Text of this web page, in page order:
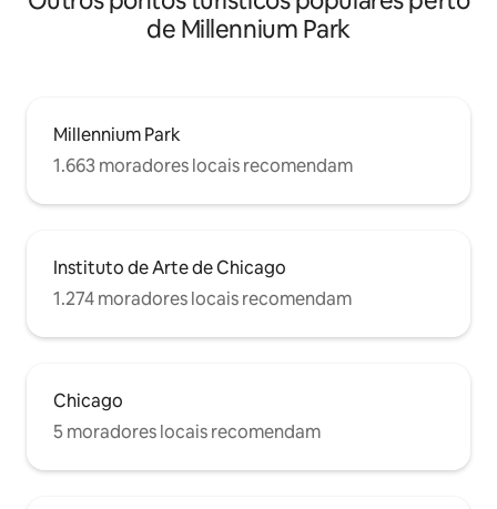
de Millennium Park
Millennium Park
1.663 moradores locais recomendam
Instituto de Arte de Chicago
1.274 moradores locais recomendam
Chicago
5 moradores locais recomendam